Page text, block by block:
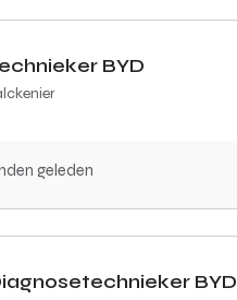
BYD
geleden
BYD